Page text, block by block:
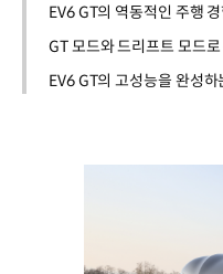
EV6 GT의 역동적인 주행
GT 모드와 드리프트 모드
EV6 GT의 고성능을 완성하